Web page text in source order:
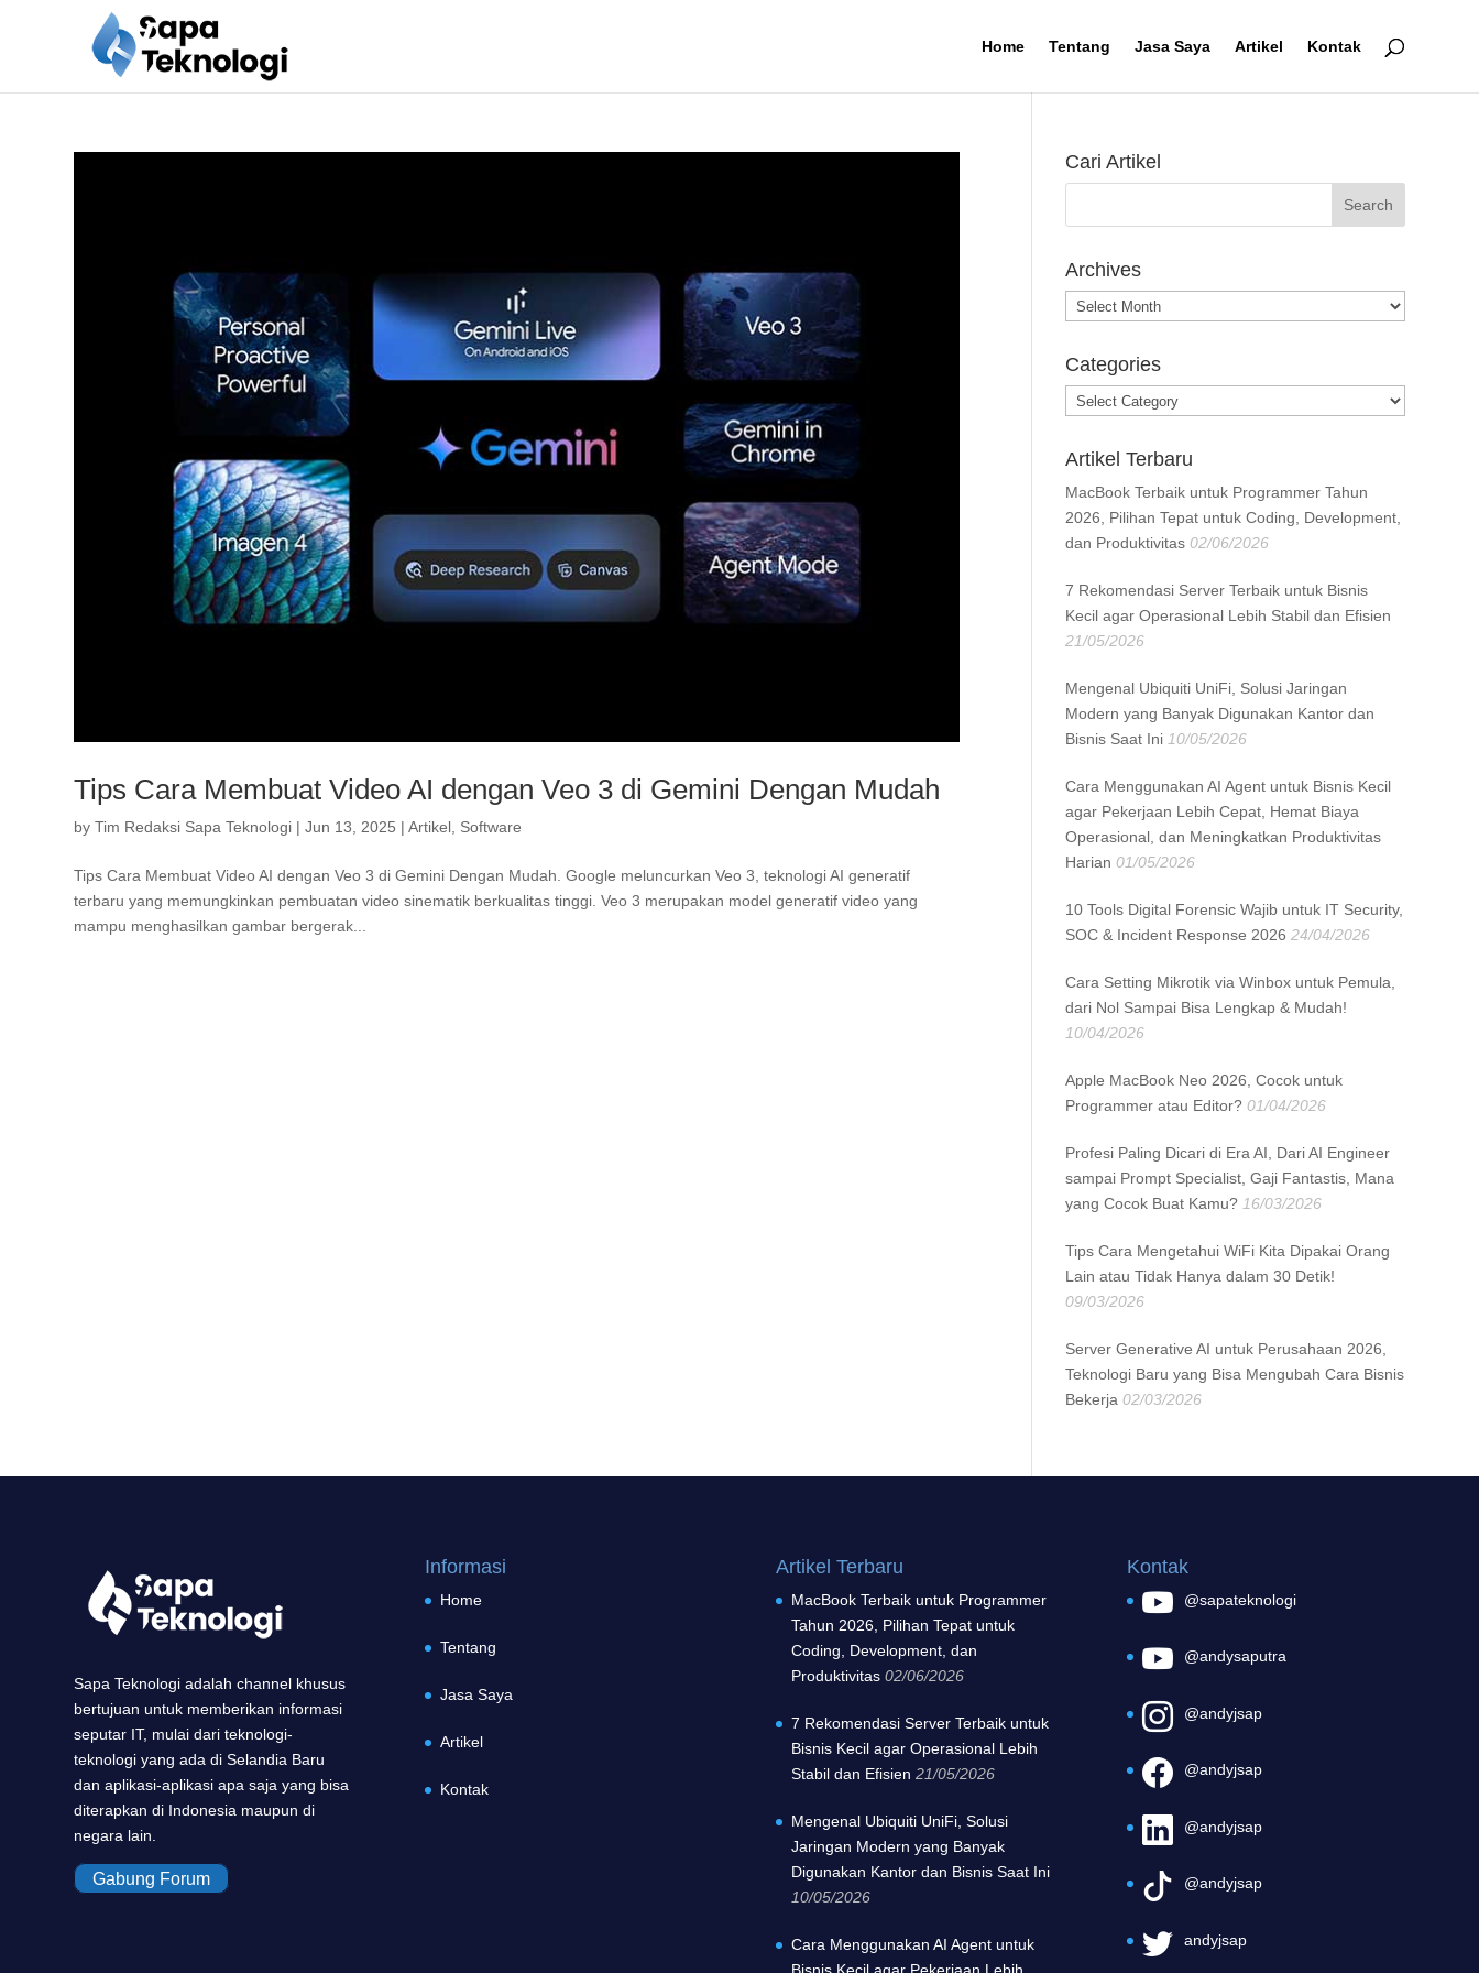
Home Tentang Jasa Saya Artikel Kontak
Tips Cara Membuat Video AI dengan Veo 3 di Gemini Dengan Mudah
byTim Redaksi Sapa Teknologi |Jun 13, 2025 |Artikel Software
Tips Cara Membuat Video AI dengan Veo 3 di Gemini Dengan Mudah. Google meluncurkan Veo 3, teknologi AI generatif
terbaru yang memungkinkan pembuatan video sinematik berkualitas tinggi. Veo 3 merupakan model generatif video yang
mampu menghasilkan gambar bergerak...
Cari Artikel
Archives
Archives
Categories
Categories
Artikel Terbaru
MacBook Terbaik untuk Programmer Tahun
2026, Pilihan Tepat untuk Coding, Development,
dan Produktivitas 02/06/2026
7 Rekomendasi Server Terbaik untuk Bisnis
Kecil agar Operasional Lebih Stabil dan Efisien
21/05/2026
Mengenal Ubiquiti UniFi, Solusi Jaringan
Modern yang Banyak Digunakan Kantor dan
Bisnis Saat Ini 10/05/2026
Cara Menggunakan AI Agent untuk Bisnis Kecil
agar Pekerjaan Lebih Cepat, Hemat Biaya
Operasional, dan Meningkatkan Produktivitas
Harian 01/05/2026
10 Tools Digital Forensic Wajib untuk IT Security,
SOC & Incident Response 2026 24/04/2026
Cara Setting Mikrotik via Winbox untuk Pemula,
dari Nol Sampai Bisa Lengkap & Mudah!
10/04/2026
Apple MacBook Neo 2026, Cocok untuk
Programmer atau Editor? 01/04/2026
Profesi Paling Dicari di Era AI, Dari AI Engineer
sampai Prompt Specialist, Gaji Fantastis, Mana
yang Cocok Buat Kamu? 16/03/2026
Tips Cara Mengetahui WiFi Kita Dipakai Orang
Lain atau Tidak Hanya dalam 30 Detik!
09/03/2026
Server Generative AI untuk Perusahaan 2026,
Teknologi Baru yang Bisa Mengubah Cara Bisnis
Bekerja 02/03/2026
Sapa Teknologi adalah channel khusus
bertujuan untuk memberikan informasi
seputar IT, mulai dari teknologi-
teknologi yang ada di Selandia Baru
dan aplikasi-aplikasi apa saja yang bisa
diterapkan di Indonesia maupun di
negara lain.
Gabung Forum
Informasi
Home
Tentang
Jasa Saya
Artikel
Kontak
Artikel Terbaru
MacBook Terbaik untuk Programmer
Tahun 2026, Pilihan Tepat untuk
Coding, Development, dan
Produktivitas 02/06/2026
7 Rekomendasi Server Terbaik untuk
Bisnis Kecil agar Operasional Lebih
Stabil dan Efisien 21/05/2026
Mengenal Ubiquiti UniFi, Solusi
Jaringan Modern yang Banyak
Digunakan Kantor dan Bisnis Saat Ini
10/05/2026
Cara Menggunakan AI Agent untuk
Bisnis Kecil agar Pekerjaan Lebih
Kontak
@sapateknologi
@andysaputra
@andyjsap
@andyjsap
@andyjsap
@andyjsap
andyjsap